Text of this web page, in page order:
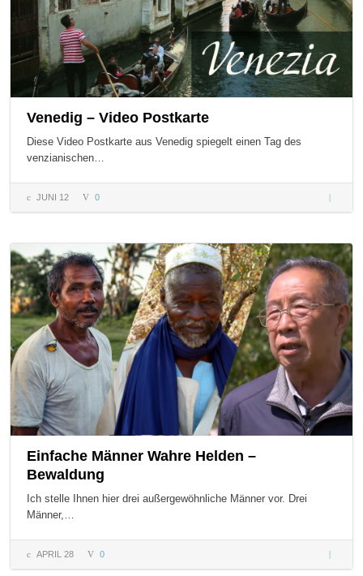
Venedig – Video Postkarte
Diese Video Postkarte aus Venedig spiegelt einen Tag des
venzianischen…
JUNI 12 0
– Video
Einfache Männer Wahre Helden –
Bewaldung
Ich stelle Ihnen hier drei außergewöhnliche Männer vor. Drei
Männer,…
APRIL 28 0
Männer